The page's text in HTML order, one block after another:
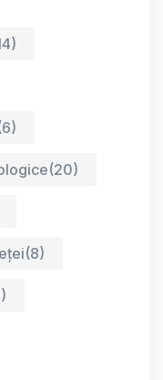
(20)
(8)